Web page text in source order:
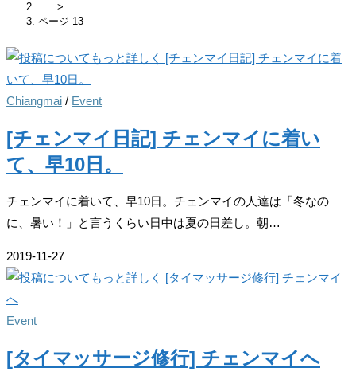
>
ページ 13
Chiangmai / Event
[チェンマイ日記] チェンマイに着い
て、早10日。
チェンマイに着いて、早10日。チェンマイの人達は「冬なの
に、暑い！」と言うくらい日中は夏の日差し。朝…
2019-11-27
Event
[タイマッサージ修行] チェンマイへ